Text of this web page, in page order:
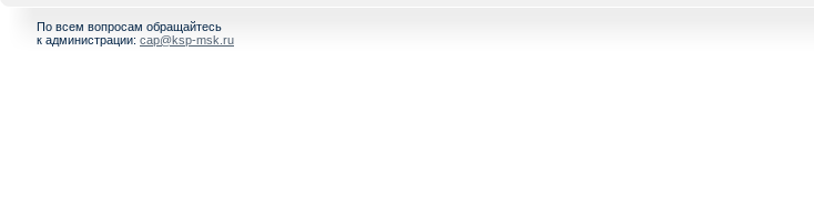
По всем вопросам обращайтесь
к администрации: cap@ksp-msk.ru